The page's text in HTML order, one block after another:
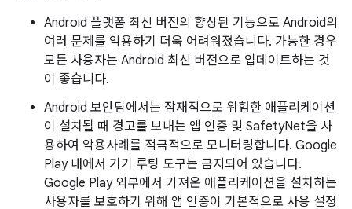
Android 플랫폼 최신 버전의 향상된 기능으로 Android의
여러 문제를 악용하기 더욱 어려워졌습니다. 가능한 경우
모든 사용자는 Android 최신 버전으로 업데이트하는 것
이 좋습니다.
Android 보안팀에서는 잠재적으로 위험한 애플리케이션
이 설치될 때 경고를 보내는 앱 인증 및 SafetyNet을 사
용하여 악용사례를 적극적으로 모니터링합니다. Google
Play 내에서 기기 루팅 도구는 금지되어 있습니다.
Google Play 외부에서 가져온 애플리케이션을 설치하는
사용자를 보호하기 위해 앱 인증이 기본적으로 사용 설정